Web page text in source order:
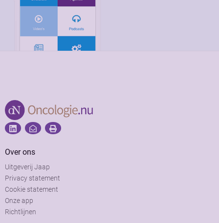
Over ons
Uitgeverij Jaap
Privacy statement
Cookie statement
Onze app
Richtlijnen